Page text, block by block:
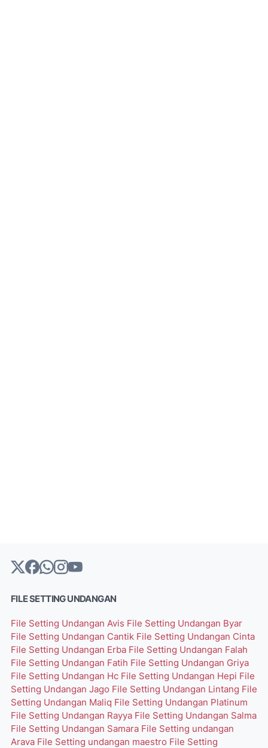
FILE SETTING UNDANGAN
File Setting Undangan Avis File Setting Undangan Byar
File Setting Undangan Cantik File Setting Undangan Cinta
File Setting Undangan Erba File Setting Undangan Falah
File Setting Undangan Fatih File Setting Undangan Griya
File Setting Undangan Hc File Setting Undangan Hepi File
Setting Undangan Jago File Setting Undangan Lintang File
Setting Undangan Maliq File Setting Undangan Platinum
File Setting Undangan Rayya File Setting Undangan Salma
File Setting Undangan Samara File Setting undangan
Arava File Setting undangan maestro File Setting